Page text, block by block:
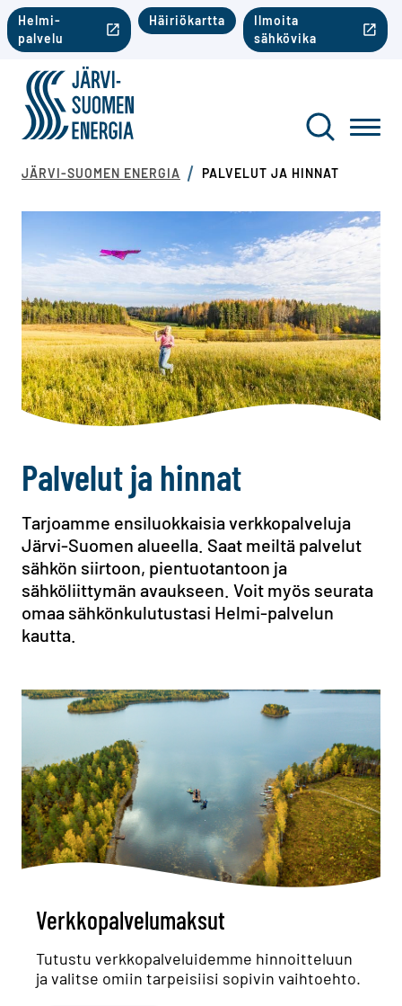
Siirry sisältöön
Toinen valikko mobiili
Helmi-
palvelu
Häiriökartta
Ilmoita
sähkövika
Järvi-Suomen Energia
Toinen
Haku
JÄRVI-SUOMEN ENERGIA PALVELUT JA HINNAT
Palvelut ja hinnat
Tarjoamme ensiluokkaisia verkkopalveluja
Järvi-Suomen alueella. Saat meiltä palvelut
sähkön siirtoon, pientuotantoon ja
sähköliittymän avaukseen. Voit myös seurata
omaa sähkönkulutustasi Helmi-palvelun
kautta.
Verkkopalvelumaksut
Tutustu verkkopalveluidemme hinnoitteluun
ja valitse omiin tarpeisiisi sopivin vaihtoehto.